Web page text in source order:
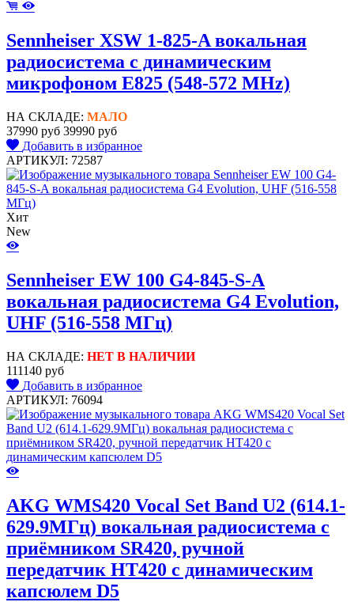
Sennheiser XSW 1-825-A вокальная
радиосистема с динамическим
микрофоном E825 (548-572 MHz)
НА СКЛАДЕ: МАЛО
37990 руб 39990 руб
Добавить в избранное
АРТИКУЛ: 72587
Хит
New
Sennheiser EW 100 G4-845-S-A
вокальная радиосистема G4 Evolution,
UHF (516-558 МГц)
НА СКЛАДЕ: НЕТ В НАЛИЧИИ
111140 руб
Добавить в избранное
АРТИКУЛ: 76094
AKG WMS420 Vocal Set Band U2 (614.1-
629.9МГц) вокальная радиосистема с
приёмником SR420, ручной
передатчик HT420 с динамическим
капсюлем D5